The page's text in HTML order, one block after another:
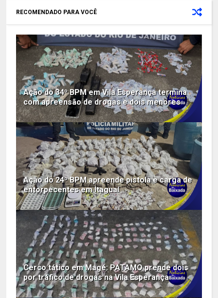
RECOMENDADO PARA VOCÊ
Ação do 34º BPM em Vila Esperança termina
com apreensão de drogas e dois menores
Ação do 24º BPM apreende pistola e carga de
entorpecentes em Itaguaí
Cerco tático em Magé: PATAMO prende dois
por tráfico de drogas na Vila Esperança